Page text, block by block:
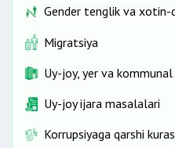
Gender tenglik va
Migratsiya
Uy-joy, yer va
Uy-joy ijara masalalari
Korrupsiyaga qarshi